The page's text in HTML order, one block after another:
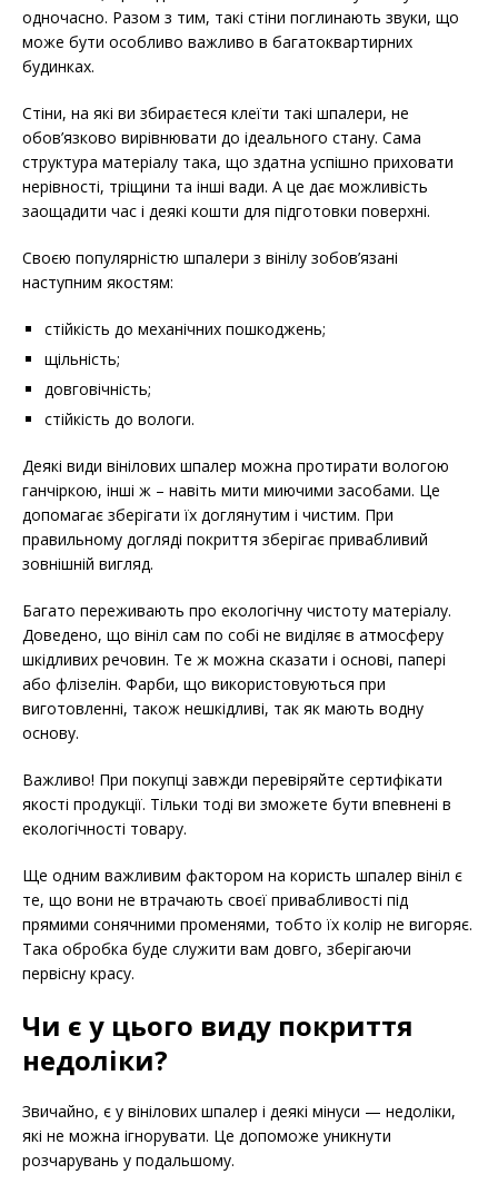
одночасно. Разом з тим, такі стіни поглинають звуки, що
може бути особливо важливо в багатоквартирних
будинках.
Стіни, на які ви збираєтеся клеїти такі шпалери, не
обов’язково вирівнювати до ідеального стану. Сама
структура матеріалу така, що здатна успішно приховати
нерівності, тріщини та інші вади. А це дає можливість
заощадити час і деякі кошти для підготовки поверхні.
Своєю популярністю шпалери з вінілу зобов’язані
наступним якостям:
стійкість до механічних пошкоджень;
щільність;
довговічність;
стійкість до вологи.
Деякі види вінілових шпалер можна протирати вологою
ганчіркою, інші ж – навіть мити миючими засобами. Це
допомагає зберігати їх доглянутим і чистим. При
правильному догляді покриття зберігає привабливий
зовнішній вигляд.
Багато переживають про екологічну чистоту матеріалу.
Доведено, що вініл сам по собі не виділяє в атмосферу
шкідливих речовин. Те ж можна сказати і основі, папері
або флізелін. Фарби, що використовуються при
виготовленні, також нешкідливі, так як мають водну
основу.
Важливо! При покупці завжди перевіряйте сертифікати
якості продукції. Тільки тоді ви зможете бути впевнені в
екологічності товару.
Ще одним важливим фактором на користь шпалер вініл є
те, що вони не втрачають своєї привабливості під
прямими сонячними променями, тобто їх колір не вигоряє.
Така обробка буде служити вам довго, зберігаючи
первісну красу.
Чи є у цього виду покриття
недоліки?
Звичайно, є у вінілових шпалер і деякі мінуси — недоліки,
які не можна ігнорувати. Це допоможе уникнути
розчарувань у подальшому.